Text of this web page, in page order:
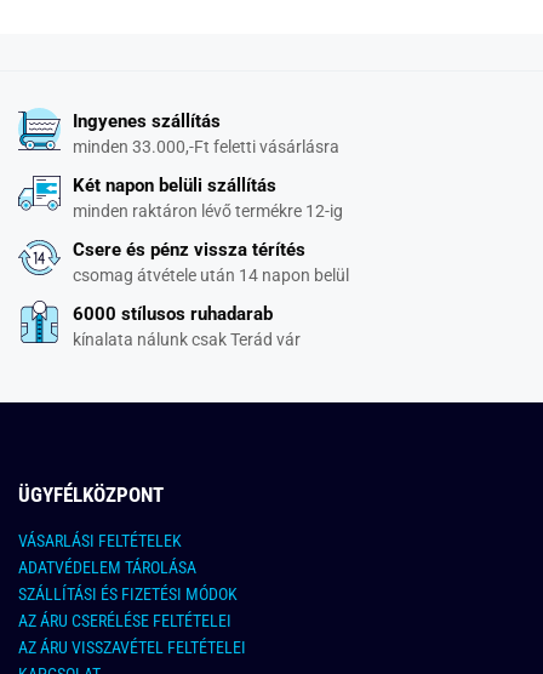
Ingyenes szállítás
minden 33.000,-Ft feletti vásárlásra
Két napon belüli szállítás
minden raktáron lévő termékre 12-ig
Csere és pénz vissza térítés
csomag átvétele után 14 napon belül
6000 stílusos ruhadarab
kínalata nálunk csak Terád vár
ÜGYFÉLKÖZPONT
VÁSARLÁSI FELTÉTELEK
ADATVÉDELEM TÁROLÁSA
SZÁLLÍTÁSI ÉS FIZETÉSI MÓDOK
AZ ÁRU CSERÉLÉSE FELTÉTELEI
AZ ÁRU VISSZAVÉTEL FELTÉTELEI